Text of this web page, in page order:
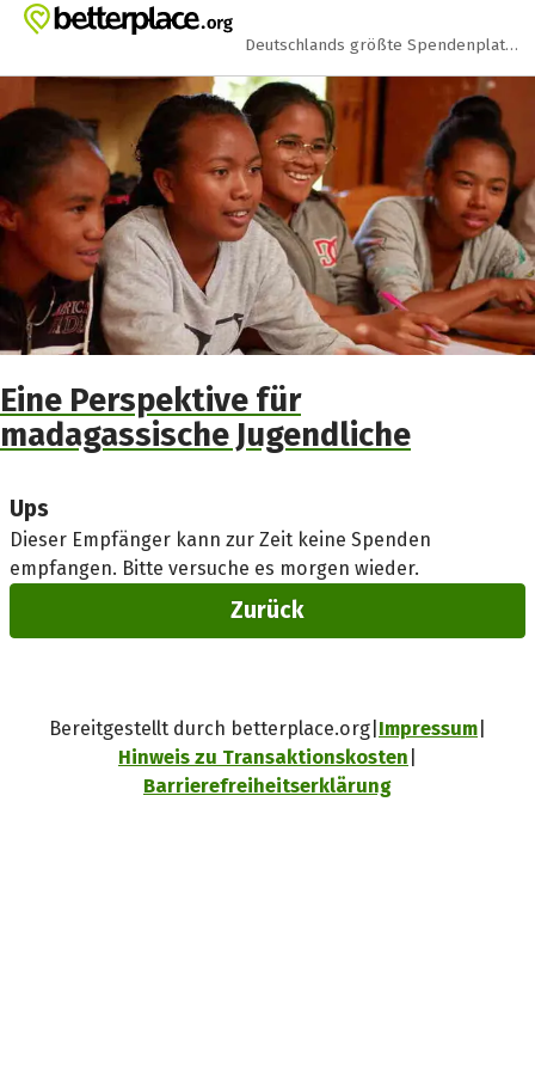
Zum Hauptinhalt springen
Erklärung zur Barrierefreiheit anzeigen
Deutschlands größte Spendenplattform
Eine Perspektive für
madagassische Jugendliche
Ups
Dieser Empfänger kann zur Zeit keine Spenden
empfangen. Bitte versuche es morgen wieder.
Zurück
Bereitgestellt durch betterplace.org Impressum
Hinweis zu Transaktionskosten
Barrierefreiheitserklärung